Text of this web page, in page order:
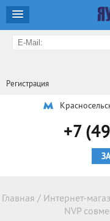
Регистрация
+7
Главная / Интернет-
NVP